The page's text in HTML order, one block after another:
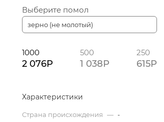
Выберите помол
зерно (не молотый)
1000
2 076P
500
1 038P
250
615P
Характеристики
Страна происхождения — -